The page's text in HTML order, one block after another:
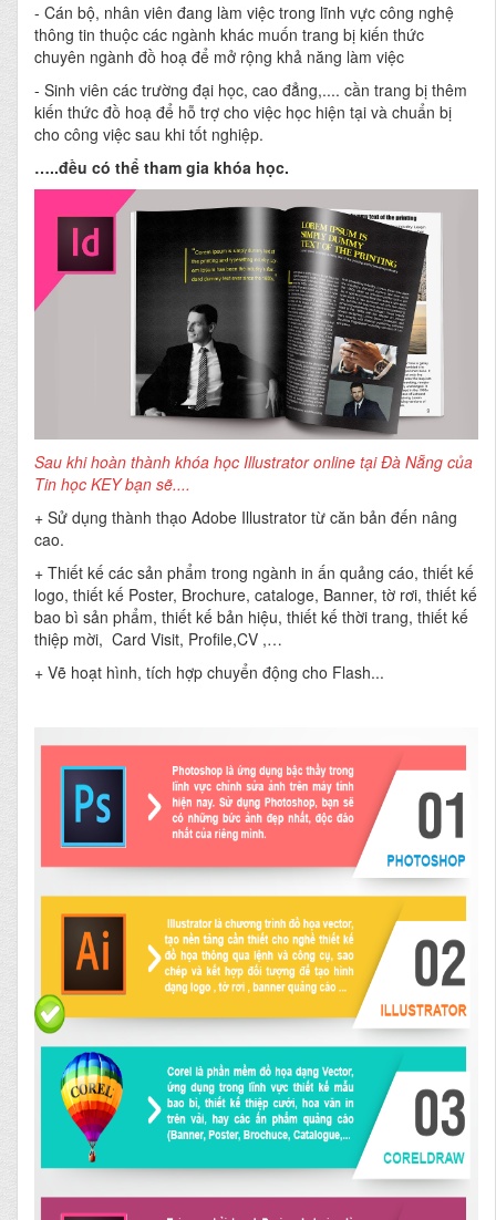
- Cán bộ, nhân viên đang làm việc trong lĩnh vực công nghệ
thông tin thuộc các ngành khác muốn trang bị kiến thức
chuyên ngành đồ hoạ để mở rộng khả năng làm việc
- Sinh viên các trường đại học, cao đẳng,.... cần trang bị thêm
kiến thức đồ hoạ để hỗ trợ cho việc học hiện tại và chuẩn bị
cho công việc sau khi tốt nghiệp.
…..đều có thể tham gia khóa học.
Sau khi hoàn thành khóa học Illustrator online tại Đà Nẵng của
Tin học KEY bạn sẽ....
+ Sử dụng thành thạo Adobe Illustrator từ căn bản đến nâng
cao.
+ Thiết kế các sản phẩm trong ngành in ấn quảng cáo, thiết kế
logo, thiết kế Poster, Brochure, cataloge, Banner, tờ rơi, thiết kế
bao bì sản phẩm, thiết kế bản hiệu, thiết kế thời trang, thiết kế
thiệp mời, Card Visit, Profile,CV ,…
+ Vẽ hoạt hình, tích hợp chuyển động cho Flash...